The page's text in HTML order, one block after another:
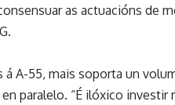
as actuacións de
A-55, mais soporta un
paralelo. “É ilóxico investir